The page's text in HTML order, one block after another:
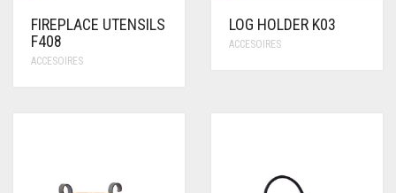
FIREPLACE UTENSILS
F408
ACCESOIRES
LOG HOLDER K03
ACCESOIRES